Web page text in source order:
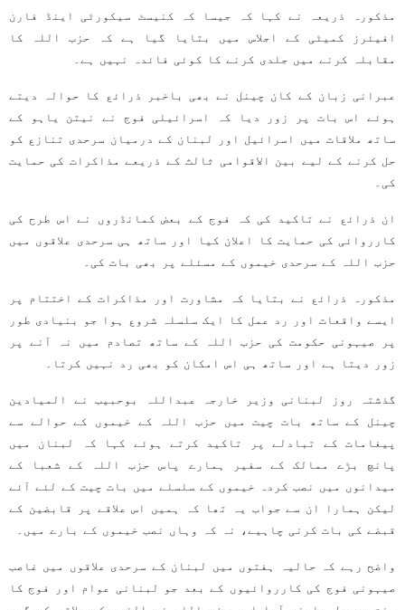
مذکورہ ذریعہ نے کہا کہ جیسا کہ کنیسٹ سیکورٹی اینڈ فارن
افیئرز کمیٹی کے اجلاس میں بتایا گیا ہے کہ حزب اللہ کا
مقابلہ کرنے میں جلدی کرنے کا کوئی فائدہ نہیں ہے۔
عبرانی زبان کے کان چینل نے بھی باخبر ذرائع کا حوالہ دیتے
ہوئے اس بات پر زور دیا کہ اسرائیلی فوج نے نیتن یاہو کے
ساتھ ملاقات میں اسرائیل اور لبنان کے درمیان سرحدی تنازع کو
حل کرنے کے لیے بین الاقوامی ثالث کے ذریعے مذاکرات کی حمایت
کی۔
ان ذرائع نے تاکید کی کہ فوج کے بعض کمانڈروں نے اس طرح کی
کارروائی کی حمایت کا اعلان کیا اور ساتھ ہی سرحدی علاقوں میں
حزب اللہ کے سرحدی خیموں کے مسئلے پر بھی بات کی۔
مذکورہ ذرائع نے بتایا کہ مشاورت اور مذاکرات کے اختتام پر
ایسے واقعات اور رد عمل کا ایک سلسلہ شروع ہوا جو بنیادی طور
پر صیہونی حکومت کی حزب اللہ کے ساتھ تصادم میں نہ آنے پر
زور دیتا ہے اور ساتھ ہی اس امکان کو بھی رد نہیں کرتا۔
گذشتہ روز لبنانی وزیر خارجہ عبداللہ بوحبیب نے المیادین
چینل کے ساتھ بات چیت میں حزب اللہ کے خیموں کے حوالے سے
پیغامات کے تبادلے پر تاکید کرتے ہوئے کہا کہ لبنان میں
پانچ بڑے ممالک کے سفیر ہمارے پاس حزب اللہ کے شعبا کے
میدانوں میں نصب کردہ خیموں کے سلسلے میں بات چیت کے لئے آئے
لیکن ہمارا ان سے جواب یہ تھا کہ ہمیں اس علاقے پر قابضین کے
قبضے کی بات کرنی چاہیے، نہ کہ وہاں نصب خیموں کے بارے میں۔
واضح رہے کہ حالیہ ہفتوں میں لبنان کے سرحدی علاقوں میں غاصب
صیہونی فوج کی کارروائیوں کے بعد جو لبنانی عوام اور فوج کا